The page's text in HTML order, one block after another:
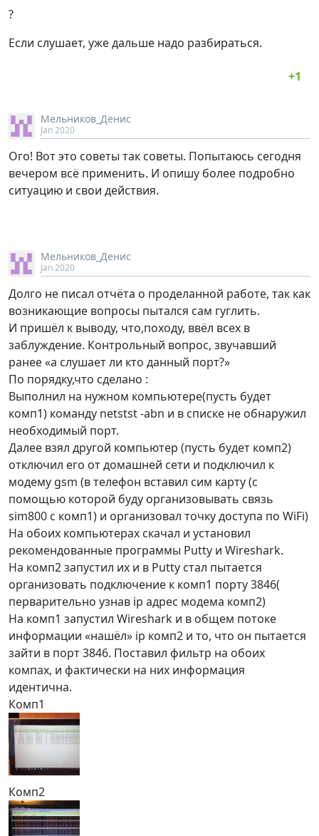
?
Если слушает, уже дальше надо разбираться.
Мельников_Денис
Jan 2020
Ого! Вот это советы так советы. Попытаюсь сегодня
вечером всё применить. И опишу более подробно
ситуацию и свои действия.
Мельников_Денис
Jan 2020
Долго не писал отчёта о проделанной работе, так как
возникающие вопросы пытался сам гуглить.
И пришёл к выводу, что,походу, ввёл всех в
заблуждение. Контрольный вопрос, звучавший
ранее «а слушает ли кто данный порт?»
По порядку,что сделано :
Выполнил на нужном компьютере(пусть будет
комп1) команду netstst -abn и в списке не обнаружил
необходимый порт.
Далее взял другой компьютер (пусть будет комп2)
отключил его от домашней сети и подключил к
модему gsm (в телефон вставил сим карту (с
помощью которой буду организовывать связь
sim800 с комп1) и организовал точку доступа по WiFi)
На обоих компьютерах скачал и установил
рекомендованные программы Putty и Wireshark.
На комп2 запустил их и в Putty стал пытается
организовать подключение к комп1 порту 3846(
перварительно узнав ip адрес модема комп2)
На комп1 запустил Wireshark и в общем потоке
информации «нашёл» ip комп2 и то, что он пытается
зайти в порт 3846. Поставил фильтр на обоих
компах, и фактически на них информация
идентична.
Комп1
Комп2